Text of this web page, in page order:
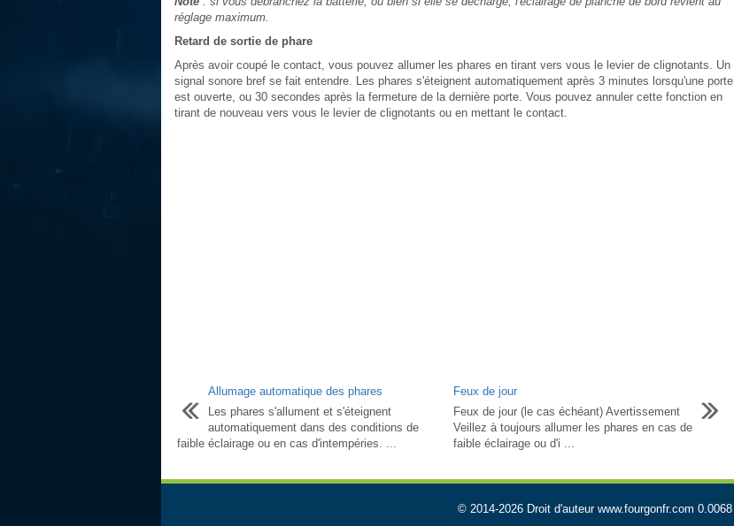
réglage maximum.
Retard de sortie de phare
Après avoir coupé le contact, vous pouvez allumer les phares en tirant vers vous le levier de clignotants. Un
signal sonore bref se fait entendre. Les phares s'éteignent automatiquement après 3 minutes lorsqu'une porte
est ouverte, ou 30 secondes après la fermeture de la dernière porte. Vous pouvez annuler cette fonction en
tirant de nouveau vers vous le levier de clignotants ou en mettant le contact.
Allumage automatique des phares
Les phares s'allument et s'éteignent
automatiquement dans des conditions de
faible éclairage ou en cas d'intempéries. ...
Feux de jour
Feux de jour (le cas échéant) Avertissement
Veillez à toujours allumer les phares en cas de
faible éclairage ou d'i ...
© 2014-2026 Droit d'auteur www.fourgonfr.com 0.0068